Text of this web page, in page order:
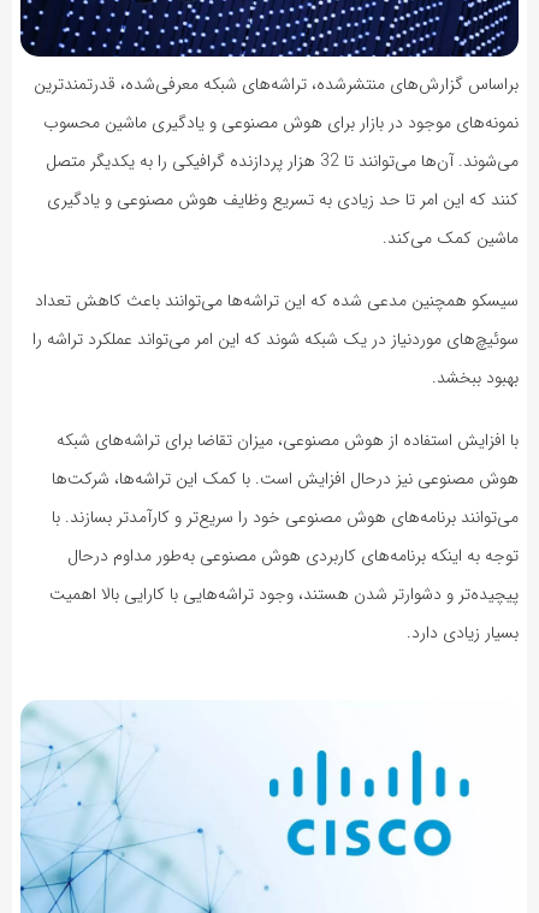
براساس گزارش‌های منتشرشده، تراشه‌های شبکه معرفی‌شده، قدرتمندترین
نمونه‌های موجود در بازار برای هوش مصنوعی و یادگیری ماشین محسوب
می‌شوند. آن‌ها می‌توانند تا 32 هزار پردازنده گرافیکی را به یکدیگر متصل
کنند که این امر تا حد زیادی به تسریع وظایف هو‌ش مصنوعی و یادگیری
ماشین کمک می‌کند.
سیسکو همچنین مدعی شده که این تراشه‌ها می‌توانند باعث کاهش تعداد
سوئیچ‌های موردنیاز در یک شبکه شوند که این امر می‌تواند عملکرد تراشه را
بهبود ببخشد.
با افزایش استفاده از هوش مصنوعی، میزان تقاضا برای تراشه‌های شبکه
هوش مصنو‌عی نیز درحال افزایش است. با کمک این تراشه‌ها، شرکت‌ها
می‌توانند برنامه‌های هوش مصنو‌عی خود را سریع‌تر و کارآمدتر بسازند. با
توجه به اینکه برنامه‌های کاربردی هو‌ش مصنوعی به‌طور مداوم درحال
پیچیده‌تر و دشوارتر شدن هستند، وجود تراشه‌هایی با کارایی بالا اهمیت
بسیار زیادی دارد.